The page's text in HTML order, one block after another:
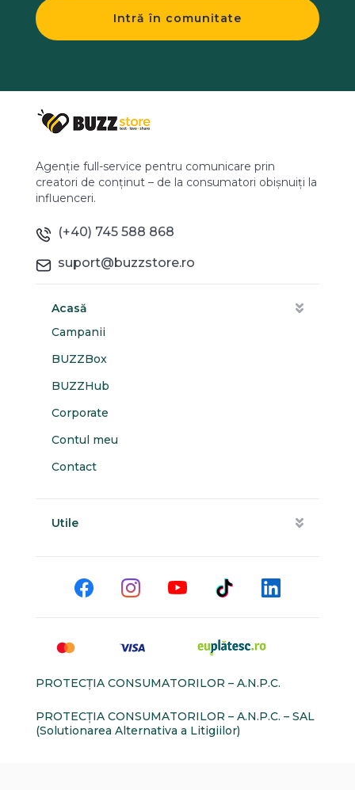
Intră în comunitate
Agenție full-service pentru comunicare prin
creatori de conținut – de la consumatori obișnuiți la
influenceri.
(+40) 745 588 868
suport@buzzstore.ro
Acasă
Campanii
BUZZBox
BUZZHub
Corporate
Contul meu
Contact
Utile
PROTECŢIA CONSUMATORILOR – A.N.P.C.
PROTECŢIA CONSUMATORILOR – A.N.P.C. – SAL
(Solutionarea Alternativa a Litigiilor)